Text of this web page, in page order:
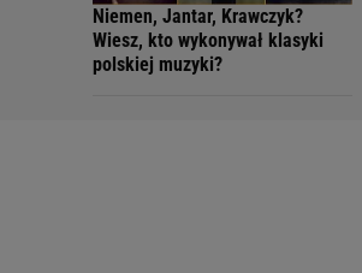
Niemen, Jantar, Krawczyk?
Wiesz, kto wykonywał klasyki
polskiej muzyki?